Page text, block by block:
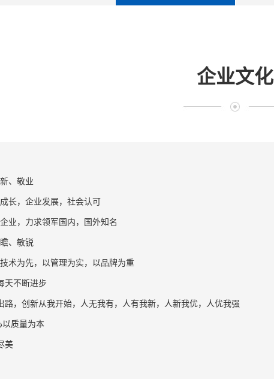
企业文化
、敬业
长，企业发展，社会认可
业，力求领军国内，国外知名
、敏锐
术为先，以管理为实，以品牌为重
天不断进步
路，创新从我开始，人无我有，人有我新，人新我优，人优我强
质量为本
美